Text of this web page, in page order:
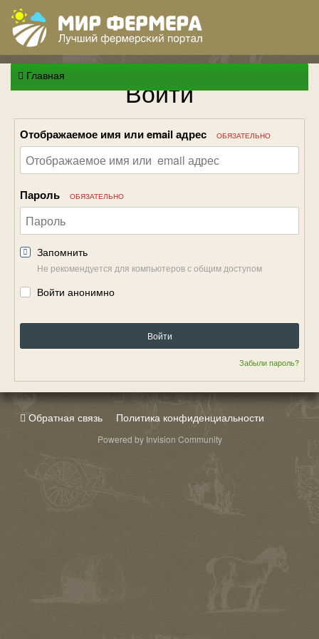
Главная Войти
Отображаемое имя или email адрес ОБЯЗАТЕЛЬНО
Пароль ОБЯЗАТЕЛЬНО
Запомнить
Не рекомендуется для компьютеров с общим доступом
Войти анонимно
Войти
Забыли пароль?
Обратная связь Политика конфиденциальности
Powered by Invision Community